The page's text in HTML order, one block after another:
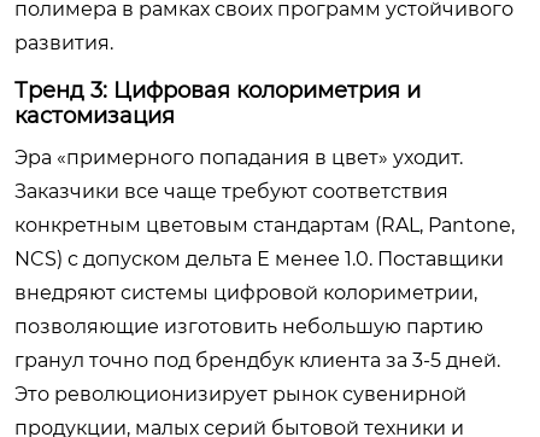
полимера в рамках своих программ устойчивого
развития.
Тренд 3: Цифровая колориметрия и
кастомизация
Эра «примерного попадания в цвет» уходит.
Заказчики все чаще требуют соответствия
конкретным цветовым стандартам (RAL, Pantone,
NCS) с допуском дельта Е менее 1.0. Поставщики
внедряют системы цифровой колориметрии,
позволяющие изготовить небольшую партию
гранул точно под брендбук клиента за 3-5 дней.
Это революционизирует рынок сувенирной
продукции, малых серий бытовой техники и